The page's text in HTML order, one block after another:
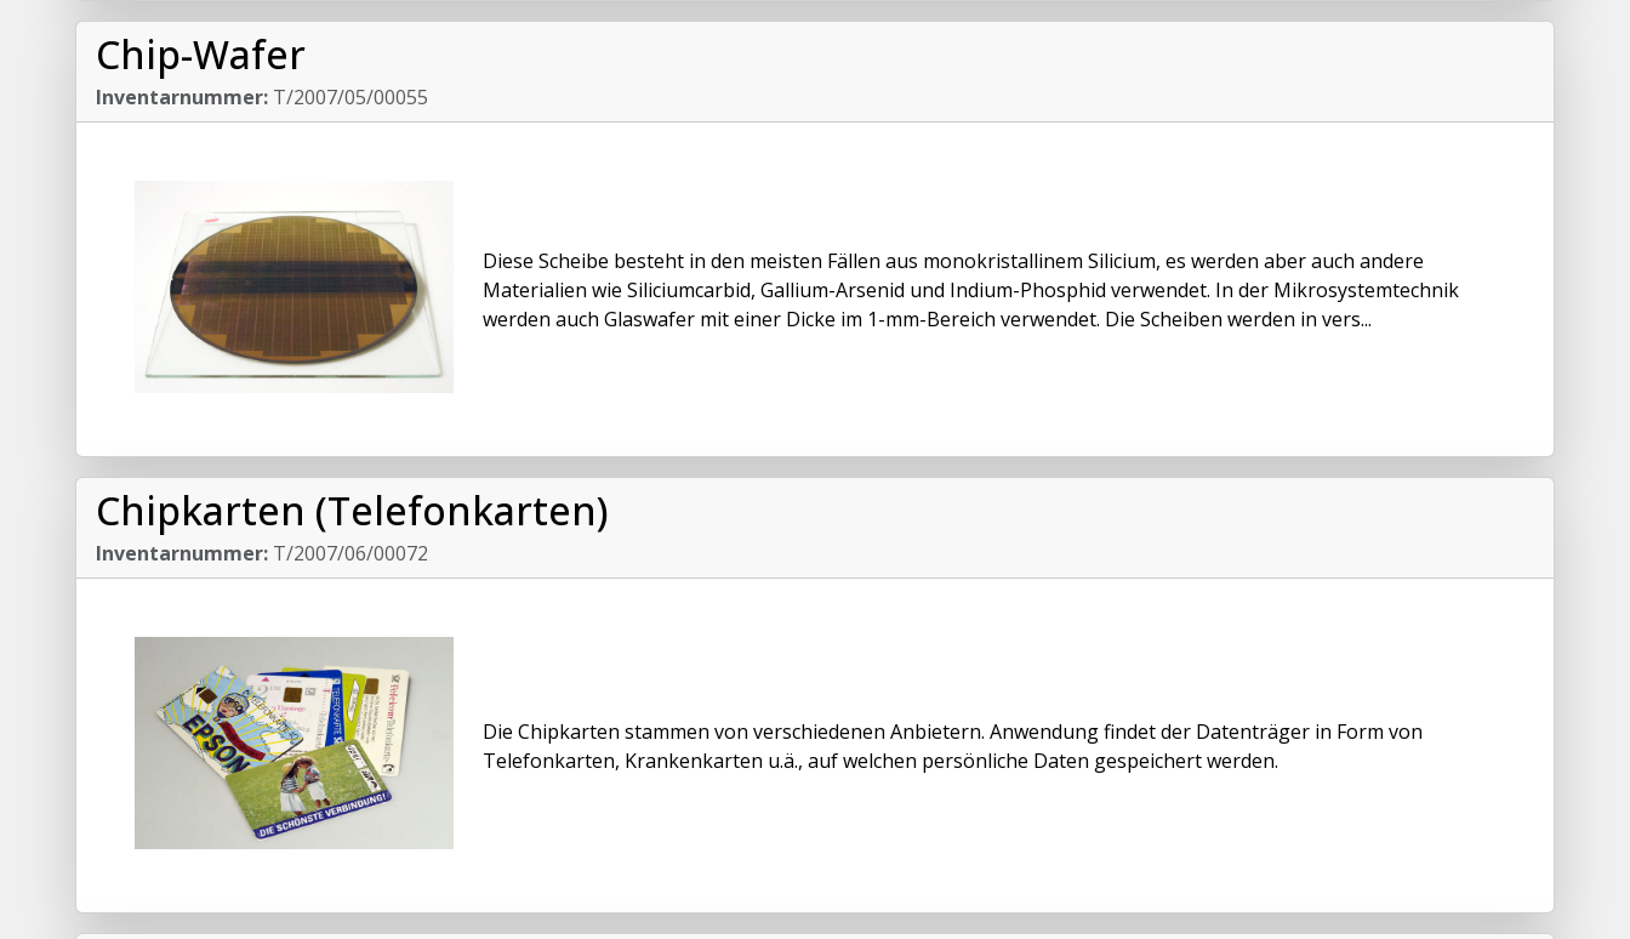
Chip-Wafer
Inventarnummer: T/2007/05/00055
Diese Scheibe besteht in den meisten Fällen aus monokristallinem Silicium, es werden aber auch andere
Materialien wie Siliciumcarbid, Gallium-Arsenid und Indium-Phosphid verwendet. In der Mikrosystemtechnik
werden auch Glaswafer mit einer Dicke im 1-mm-Bereich verwendet. Die Scheiben werden in vers...
Chipkarten (Telefonkarten)
Inventarnummer: T/2007/06/00072
Die Chipkarten stammen von verschiedenen Anbietern. Anwendung findet der Datenträger in Form von
Telefonkarten, Krankenkarten u.ä., auf welchen persönliche Daten gespeichert werden.